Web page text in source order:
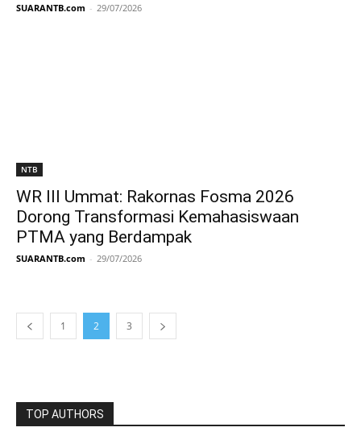
SUARANTB.com - 29/07/2026
NTB
WR III Ummat: Rakornas Fosma 2026
Dorong Transformasi Kemahasiswaan
PTMA yang Berdampak
SUARANTB.com - 29/07/2026
1 2 3
TOP AUTHORS